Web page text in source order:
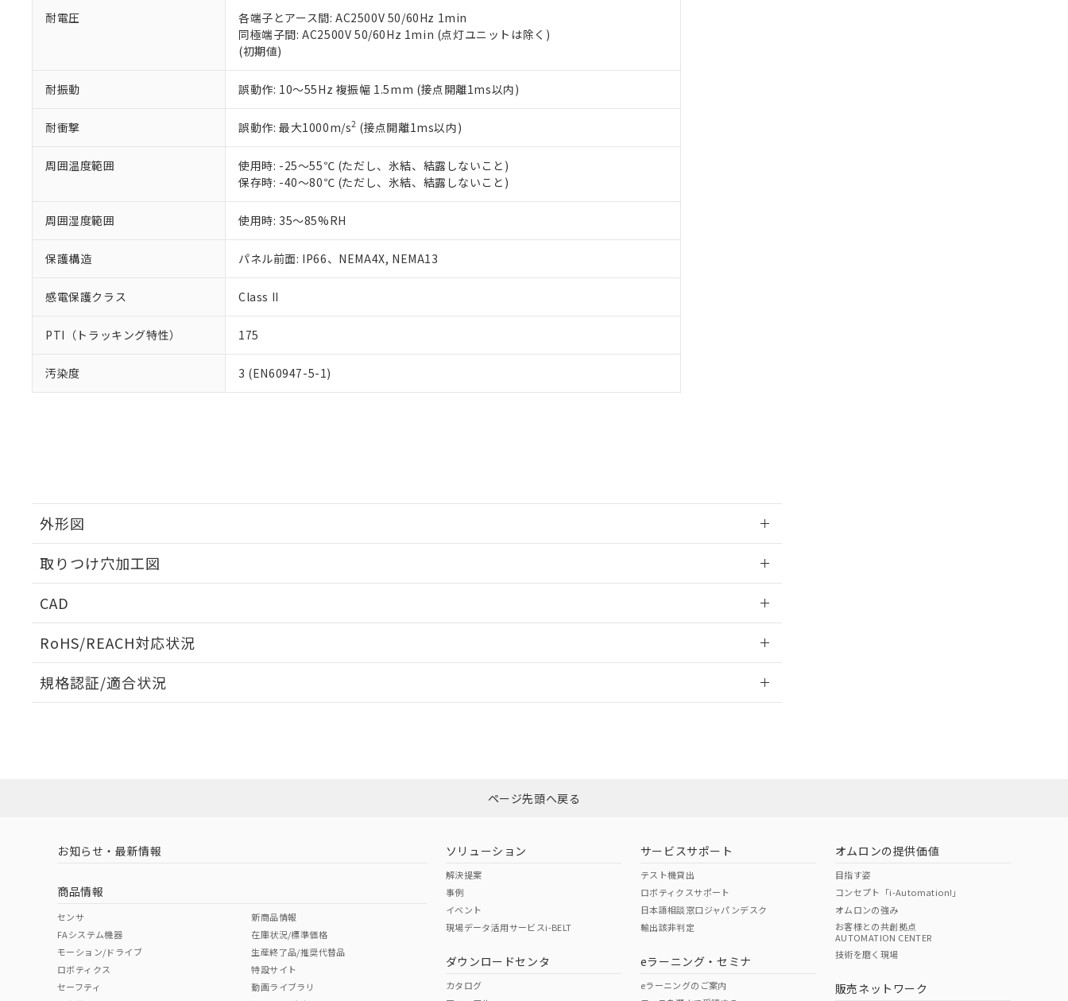
耐電圧
各端子とアース間: AC2500V 50/60Hz 1min
同極端子間: AC2500V 50/60Hz 1min (点灯ユニットは除く)
(初期値)
耐振動 誤動作: 10～55Hz 複振幅 1.5mm (接点開離1ms以内)
耐衝撃 誤動作: 最大1000m/s2 (接点開離1ms以内)
周囲温度範囲
使用時: -25～55℃ (ただし、氷結、結露しないこと)
保存時: -40～80℃ (ただし、氷結、結露しないこと)
周囲湿度範囲 使用時: 35～85%RH
保護構造 パネル前面: IP66、NEMA4X, NEMA13
感電保護クラス Class II
PTI（トラッキング特性） 175
汚染度 3 (EN60947-5-1)
外形図
取りつけ穴加工図
CAD
RoHS/REACH対応状況
EU RoHS 注意事項・凡例
ダウンロードはこちら
中国 RoHS 注意事項・凡例
中国 RoHS表
Pb Hg Cr(VI)
規格認証/適合状況
（イギリス
（ノルウェー
（日本
（アメリカ
この製品の規格認証/適合状況ページへ
その他の認証はこちらのページからご検索ください
ページ先頭へ戻る
お知らせ・最新情報
商品情報
センサ
FAシステム機器
モーション/ドライブ
ロボティクス
セーフティ
新商品情報
在庫状況/標準価格
生産終了品/推奨代替品
特設サイト
動画ライブラリ
ソリューション
解決提案
事例
イベント
現場データ活用サービスi-BELT
ダウンロードセンタ
カタログ
サービスサポート
テスト機貸出
ロボティクスサポート
日本語相談窓口ジャパンデスク
輸出該非判定
eラーニング・セミナ
eラーニングのご案内
オムロンの提供価値
目指す姿
コンセプト「i-Automation!」
オムロンの強み
お客様との共創拠点
AUTOMATION CENTER
技術を磨く現場
販売ネットワーク